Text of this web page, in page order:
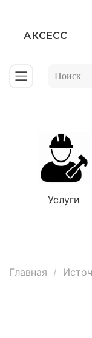
АКСЕСС
Услуги
Главная